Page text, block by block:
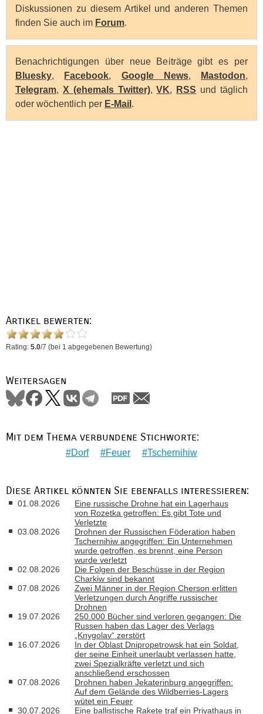
Diskussionen zu diesem Artikel und anderen Themen
finden Sie auch im Forum.
Benachrichtigungen über neue Beiträge gibt es per
Bluesky, Facebook, Google News, Mastodon,
Telegram, X (ehemals Twitter),VK, RSS und täglich
oder wöchentlich per E-Mail .
Artikel bewerten:
Rating: 5.0/7 (bei 1 abgegebenen Bewertung)
Weitersagen
Mit dem Thema verbundene Stichworte:
Dorf Feuer Tschernihiw
Diese Artikel könnten Sie ebenfalls interessieren:
01.08.2026
Eine russische Drohne hat ein Lagerhaus
von Rozetka getroffen: Es gibt Tote und
Verletzte
03.08.2026
Drohnen der Russischen Föderation haben
Tschernihiw angegriffen: Ein Unternehmen
wurde getroffen, es brennt, eine Person
wurde verletzt
02.08.2026
Die Folgen der Beschüsse in der Region
Charkiw sind bekannt
07.08.2026
Zwei Männer in der Region Cherson erlitten
Verletzungen durch Angriffe russischer
Drohnen
19.07.2026
250.000 Bücher sind verloren gegangen: Die
Russen haben das Lager des Verlags
„Knygolav“ zerstört
16.07.2026
In der Oblast Dnipropetrowsk hat ein Soldat,
der seine Einheit unerlaubt verlassen hatte,
zwei Spezialkräfte verletzt und sich
anschließend erschossen
07.08.2026
Drohnen haben Jekaterinburg angegriffen:
Auf dem Gelände des Wildberries-Lagers
wütet ein Feuer
30.07.2026
Eine ballistische Rakete traf ein Privathaus in